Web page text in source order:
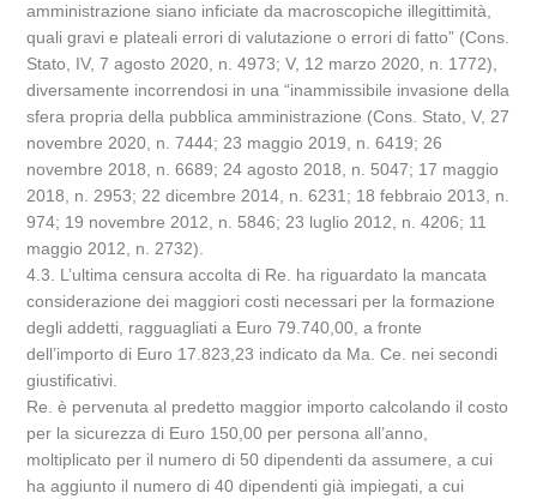
amministrazione siano inficiate da macroscopiche illegittimità,
quali gravi e plateali errori di valutazione o errori di fatto” (Cons.
Stato, IV, 7 agosto 2020, n. 4973; V, 12 marzo 2020, n. 1772),
diversamente incorrendosi in una “inammissibile invasione della
sfera propria della pubblica amministrazione (Cons. Stato, V, 27
novembre 2020, n. 7444; 23 maggio 2019, n. 6419; 26
novembre 2018, n. 6689; 24 agosto 2018, n. 5047; 17 maggio
2018, n. 2953; 22 dicembre 2014, n. 6231; 18 febbraio 2013, n.
974; 19 novembre 2012, n. 5846; 23 luglio 2012, n. 4206; 11
maggio 2012, n. 2732).
4.3. L’ultima censura accolta di Re. ha riguardato la mancata
considerazione dei maggiori costi necessari per la formazione
degli addetti, ragguagliati a Euro 79.740,00, a fronte
dell’importo di Euro 17.823,23 indicato da Ma. Ce. nei secondi
giustificativi.
Re. è pervenuta al predetto maggior importo calcolando il costo
per la sicurezza di Euro 150,00 per persona all’anno,
moltiplicato per il numero di 50 dipendenti da assumere, a cui
ha aggiunto il numero di 40 dipendenti già impiegati, a cui